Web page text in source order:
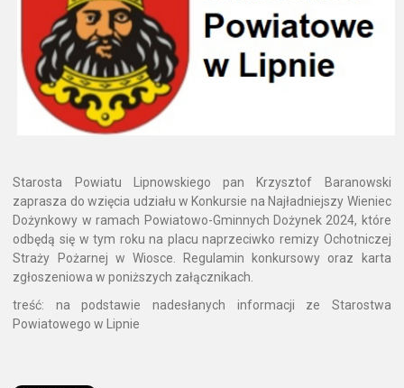
Starosta Powiatu Lipnowskiego pan Krzysztof Baranowski
zaprasza do wzięcia udziału w Konkursie na Najładniejszy Wieniec
Dożynkowy w ramach Powiatowo-Gminnych Dożynek 2024, które
odbędą się w tym roku na placu naprzeciwko remizy Ochotniczej
Straży Pożarnej w Wiosce. Regulamin konkursowy oraz karta
zgłoszeniowa w poniższych załącznikach.
treść: na podstawie nadesłanych informacji ze Starostwa
Powiatowego w Lipnie